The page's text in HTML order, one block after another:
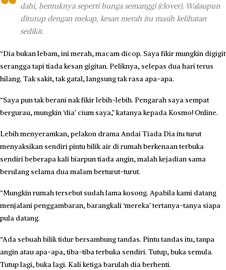
dahi, bentuknya seperti bunga semanggi (clover). Walaupun
ditutup dengan mekap, kesan merah itu masih kelihatan
sedikit.
“Dia bukan lebam, ini merah, macam dicop. Saya fikir mungkin digigit
serangga tapi tiada kesan gigitan. Peliknya, selepas dua hari terus
hilang. Tak sakit, tak gatal, langsung tak rasa apa-apa.
“Saya pun tak berani nak fikir lebih-lebih. Pengarah saya sempat
bergurau, mungkin ‘dia’ cium saya,” katanya kepada Kosmo! Online.
Lebih menyeramkan, pelakon drama Andai Tiada Dia itu turut
menyaksikan sendiri pintu bilik air di rumah berkenaan terbuka
sendiri beberapa kali biarpun tiada angin, malah kejadian sama
berulang selama dua malam berturut-turut.
“Mungkin rumah tersebut sudah lama kosong. Apabila kami datang
menjalani penggambaran, barangkali ‘mereka’ tertanya-tanya siapa
pula datang.
“Ada sebuah bilik tidur bersambung tandas. Pintu tandas itu, tanpa
angin atau apa-apa, tiba-tiba terbuka sendiri. Tutup, buka semula.
Tutup lagi, buka lagi. Kali ketiga barulah dia berhenti.